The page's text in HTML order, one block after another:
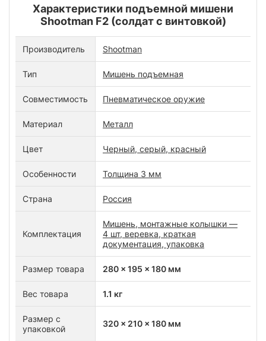
Характеристики подъемной мишени
Shootman F2 (солдат c винтовкой)
Производитель Shootman
Тип Мишень подъемная
Совместимость Пневматическое оружие
Материал Металл
Цвет Черный, серый, красный
Особенности Толщина 3 мм
Страна Россия
Комплектация
Мишень, монтажные колышки —
4 шт, веревка, краткая
документация, упаковка
Размер товара 280 x 195 x 180 мм
Вес товара 1.1 кг
Размер с
упаковкой
320 x 210 x 180 мм